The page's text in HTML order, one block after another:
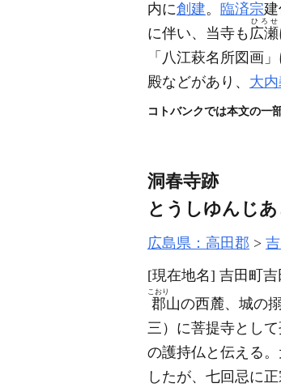
内に創建。 臨済宗建
に伴い、当寺も 広瀬
ひろせ
「八江萩名所図画
殿などがあり、 大
コトバンクでは本文の一
洞春寺跡
とうしゆんじあ
広島県：高田郡 吉
[現在地名] 吉田町吉
郡
こおり
山の西麓、城の
三） に菩提寺とし
の護持仏と伝える
したが、七回忌に